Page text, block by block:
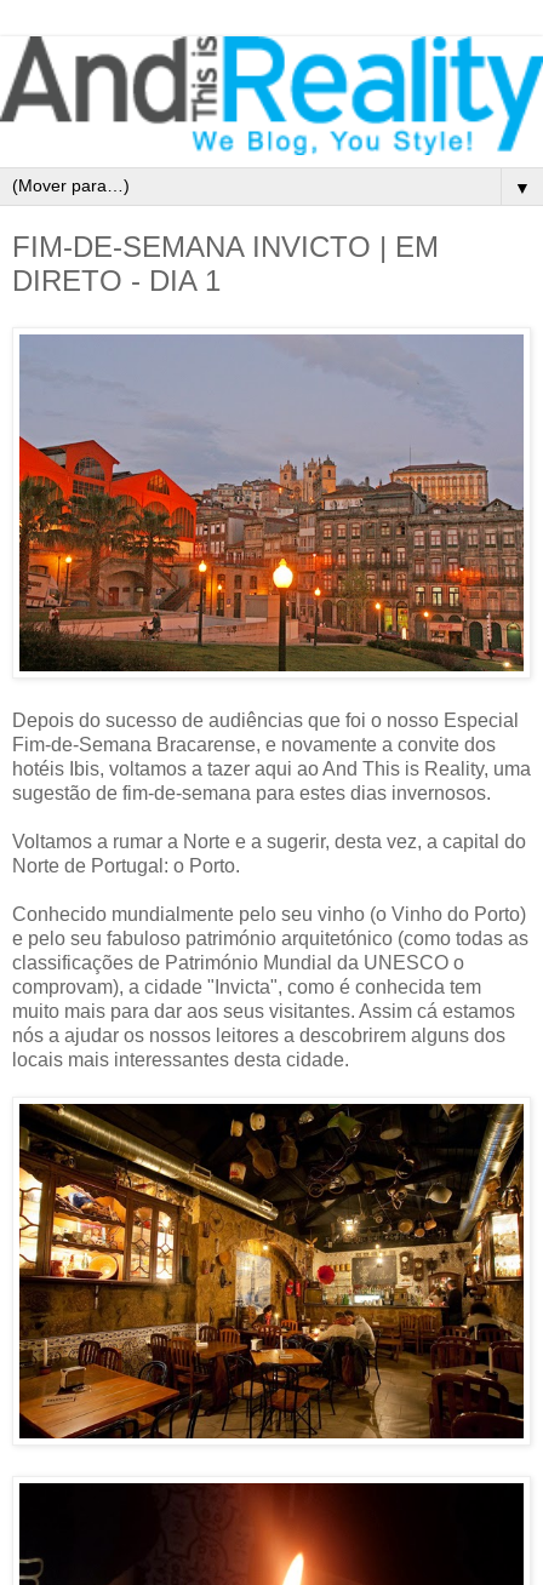
▼
FIM-DE-SEMANA INVICTO | EM
DIRETO - DIA 1
Depois do sucesso de audiências que foi o nosso Especial
Fim-de-Semana Bracarense, e novamente a convite dos
hotéis Ibis, voltamos a tazer aqui ao And This is Reality, uma
sugestão de fim-de-semana para estes dias invernosos.
Voltamos a rumar a Norte e a sugerir, desta vez, a capital do
Norte de Portugal: o Porto.
Conhecido mundialmente pelo seu vinho (o Vinho do Porto)
e pelo seu fabuloso património arquitetónico (como todas as
classificações de Património Mundial da UNESCO o
comprovam), a cidade "Invicta", como é conhecida tem
muito mais para dar aos seus visitantes. Assim cá estamos
nós a ajudar os nossos leitores a descobrirem alguns dos
locais mais interessantes desta cidade.